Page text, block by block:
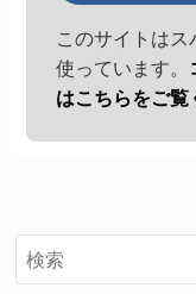
このサイトは
使っています。
はこちらをご覧